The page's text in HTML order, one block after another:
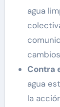
agua
Contra
agua
la